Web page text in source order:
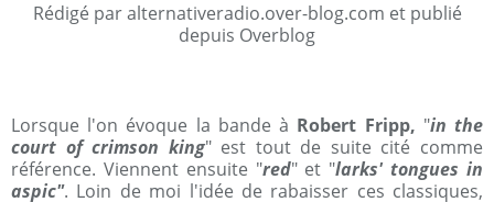
Rédigé par alternativeradio.over-blog.com et publié
depuis Overblog
Lorsque l'on évoque la bande à Robert Fripp, "in the
court of crimson king" est tout de suite cité comme
référence. Viennent ensuite "red" et "larks' tongues in
aspic". Loin de moi l'idée de rabaisser ces classiques,